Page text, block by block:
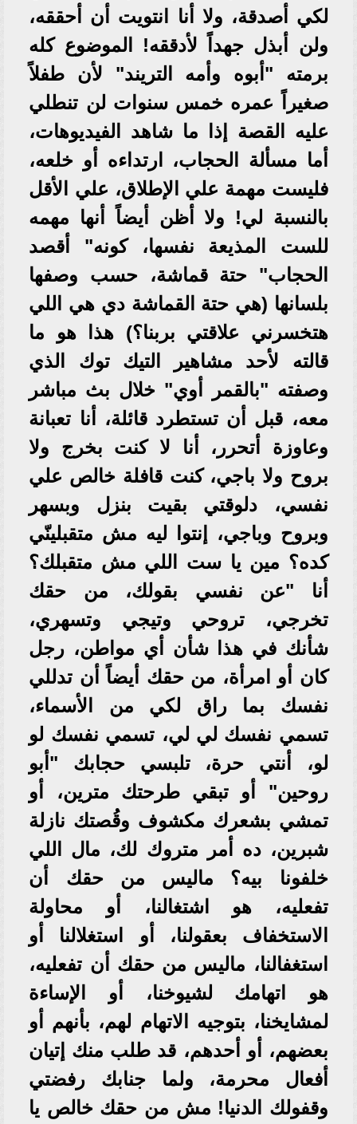
لكي أصدقة، ولا أنا انتويت أن أحققه،
ولن أبذل جهداً لأدققه! الموضوع كله
برمته "أبوه وأمه التريند" لأن طفلاً
صغيراً عمره خمس سنوات لن تنطلي
عليه القصة إذا ما شاهد الفيديوهات،
أما مسألة الحجاب، ارتداءه أو خلعه،
فليست مهمة علي الإطلاق، علي الأقل
بالنسبة لي! ولا أظن أيضاً أنها مهمه
للست المذيعة نفسها، كونه" أقصد
الحجاب" حتة قماشة، حسب وصفها
بلسانها (هي حتة القماشة دي هي اللي
هتخسرني علاقتي بربنا؟) هذا هو ما
قالته لأحد مشاهير التيك توك الذي
وصفته "بالقمر أوي" خلال بث مباشر
معه، قبل أن تستطرد قائلة، أنا تعبانة
وعاوزة أتحرر، أنا لا كنت بخرج ولا
بروح ولا باجي، كنت قافلة خالص علي
نفسي، دلوقتي بقيت بنزل وبسهر
وبروح وباجي، إنتوا ليه مش متقبلينّي
كده؟ مين يا ست اللي مش متقبلك؟
أنا "عن نفسي بقولك، من حقك
تخرجي، تروحي وتيجي وتسهري،
شأنك في هذا شأن أي مواطن، رجل
كان أو امرأة، من حقك أيضاً أن تدللي
نفسك بما راق لكي من الأسماء،
تسمي نفسك لي لي، تسمي نفسك لو
لو، أنتي حرة، تلبسي حجابك "أبو
روحين" أو تبقي طرحتك مترين، أو
تمشي بشعرك مكشوف وقُصتك نازلة
شبرين، ده أمر متروك لك، مال اللي
خلفونا بيه؟ ماليس من حقك أن
تفعليه، هو اشتغالنا، أو محاولة
الاستخفاف بعقولنا، أو استغلالنا أو
استغفالنا، ماليس من حقك أن تفعليه،
هو اتهامك لشيوخنا، أو الإساءة
لمشايخنا، بتوجيه الاتهام لهم، بأنهم أو
بعضهم، أو أحدهم، قد طلب منك إتيان
أفعال محرمة، ولما جنابك رفضتي
وقفولك الدنيا! مش من حقك خالص يا